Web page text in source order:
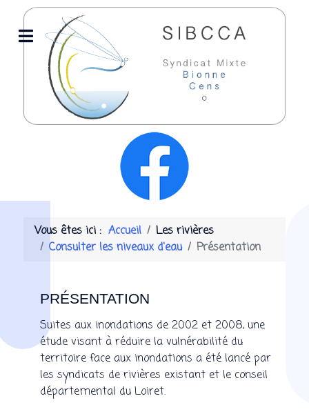
Vous êtes ici : Accueil
Les rivières
Consulter les niveaux d'eau
Présentation
PRÉSENTATION
Suites aux inondations de 2002 et 2008, une
étude visant à réduire la vulnérabilité du
territoire face aux inondations a été lancé par
les syndicats de rivières existant et le conseil
départemental du Loiret.